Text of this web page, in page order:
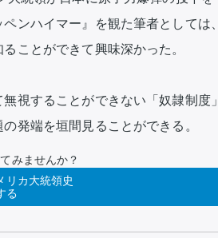
ンハイマー』を観た筆者としては、
ことができて興味深かった。
視することができない「奴隷制度」
発端を垣間見ることができる。
みませんか？
リカ大統領史
る